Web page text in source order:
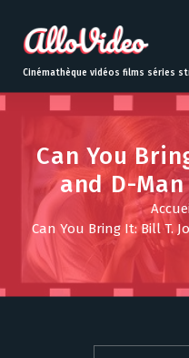
t
o
Cinémathèque vidéos films séries
Can You
and D-
Can You Bring It: Bill T.